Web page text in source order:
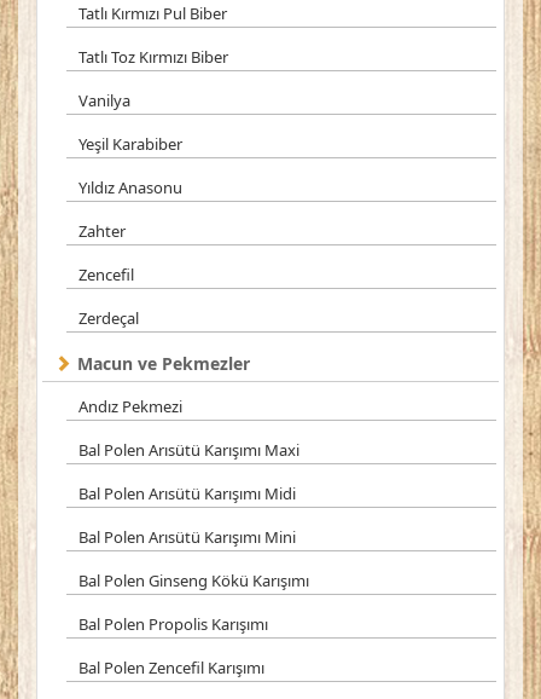
Tatlı Kırmızı Pul Biber
Tatlı Toz Kırmızı Biber
Vanilya
Yeşil Karabiber
Yıldız Anasonu
Zahter
Zencefil
Zerdeçal
Macun ve Pekmezler
Andız Pekmezi
Bal Polen Arısütü Karışımı Maxi
Bal Polen Arısütü Karışımı Midi
Bal Polen Arısütü Karışımı Mini
Bal Polen Ginseng Kökü Karışımı
Bal Polen Propolis Karışımı
Bal Polen Zencefil Karışımı